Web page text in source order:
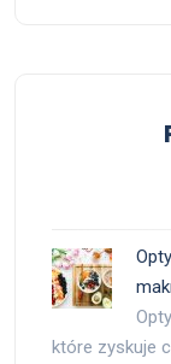
które zyskuje